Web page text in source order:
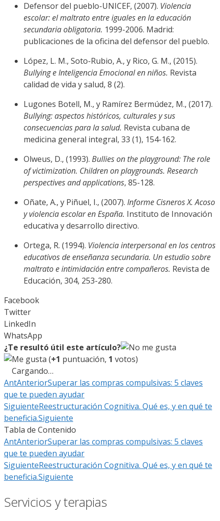
Defensor del pueblo-UNICEF, (2007). Violencia
escolar: el maltrato entre iguales en la educación
secundaria obligatoria. 1999-2006. Madrid:
publicaciones de la oficina del defensor del pueblo.
López, L. M., Soto-Rubio, A., y Rico, G. M., (2015).
Bullying e Inteligencia Emocional en niños. Revista
calidad de vida y salud, 8 (2).
Lugones Botell, M., y Ramírez Bermúdez, M., (2017).
Bullying: aspectos históricos, culturales y sus
consecuencias para la salud. Revista cubana de
medicina general integral, 33 (1), 154-162.
Olweus, D., (1993). Bullies on the playground: The role
of victimization. Children on playgrounds. Research
perspectives and applications, 85-128.
Oñate, A., y Piñuel, I., (2007). Informe Cisneros X. Acoso
y violencia escolar en España. Instituto de Innovación
educativa y desarrollo directivo.
Ortega, R. (1994). Violencia interpersonal en los centros
educativos de enseñanza secundaria. Un estudio sobre
maltrato e intimidación entre compañeros. Revista de
Educación, 304, 253-280.
Facebook
Twitter
LinkedIn
WhatsApp
¿Te resultó útil este artículo?
(+1 puntuación, 1 votos)
Cargando…
AntAnteriorSuperar las compras compulsivas: 5 claves
que te pueden ayudar
SiguienteReestructuración Cognitiva. Qué es, y en qué te
beneficia.Siguiente
Tabla de Contenido
AntAnteriorSuperar las compras compulsivas: 5 claves
que te pueden ayudar
SiguienteReestructuración Cognitiva. Qué es, y en qué te
beneficia.Siguiente
Servicios y terapias